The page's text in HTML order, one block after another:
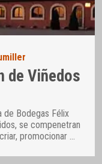
de Viñedos
de Bodegas Félix
se compenetran
promocionar …